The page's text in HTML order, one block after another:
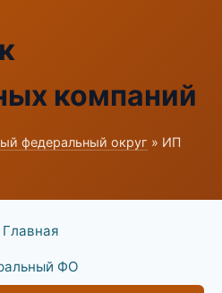
компаний
федеральный округ » ИП
Главная
ФО